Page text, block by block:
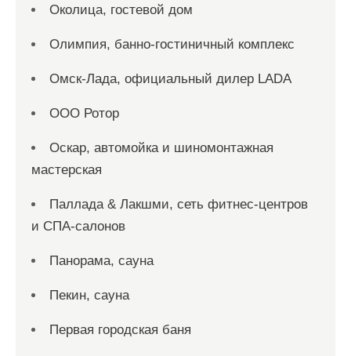
Околица, гостевой дом
Олимпия, банно-гостиничный комплекс
Омск-Лада, официальный дилер LADA
ООО Ротор
Оскар, автомойка и шиномонтажная
мастерская
Паллада & Лакшми, сеть фитнес-центров
и СПА-салонов
Панорама, сауна
Пекин, сауна
Первая городская баня